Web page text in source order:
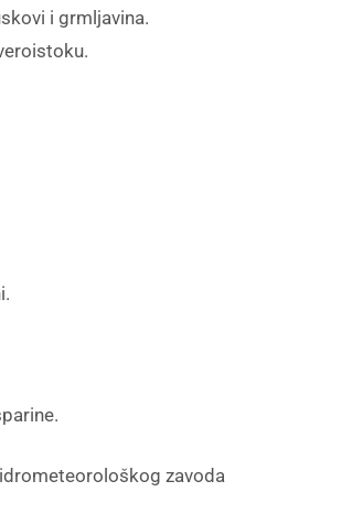
i grmljavina.
zavoda